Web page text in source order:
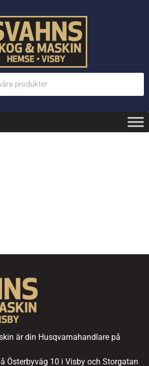
är din Husqvarnahandlare på
Österbyväg 10 i Visby och Storgatan